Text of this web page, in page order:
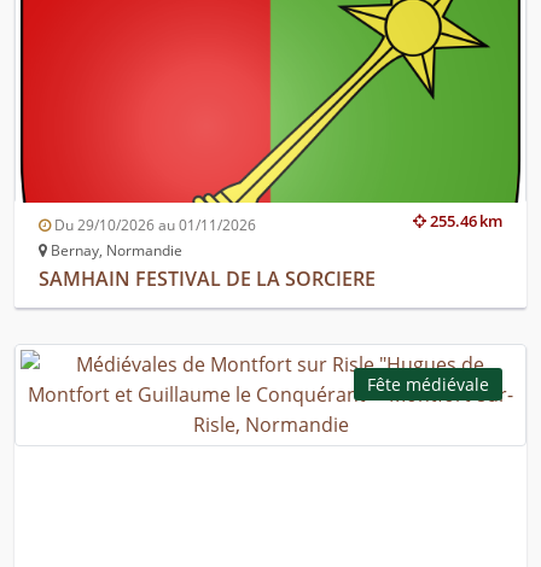
255.46 km
Du 29/10/2026 au 01/11/2026
Bernay, Normandie
SAMHAIN FESTIVAL DE LA SORCIERE
Fête médiévale